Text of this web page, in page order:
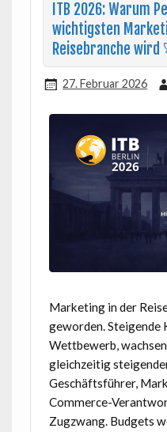
ITB 2026: Warum
wichtigsten
Reisebranche wird
27. Februar 2026
Marketing in der
geworden. Steigende
Wettbewerb,
gleichzeitig
Geschäftsführer,
Commerce-
Zugzwang. Budgets